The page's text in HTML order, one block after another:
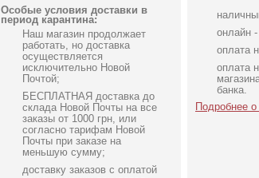
Особые условия доставки в
период карантина:
Наш магазин продолжает
работать, но доставка
осуществляется
исключительно Новой
Почтой;
БЕСПЛАТНАЯ доставка до
склада Новой Почты на все
заказы от 1000 грн, или
согласно тарифам Новой
Почты при заказе на
меньшую сумму;
доставку заказов с оплатой
онлайн
оплата
оплата
банка.
Подробнее